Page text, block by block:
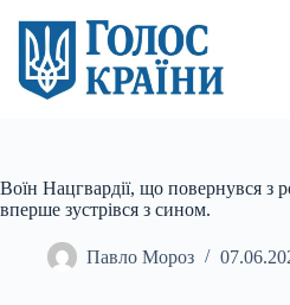
вмісту
Воїн Нацгвардії, що повернувся з
вперше зустрівся з сином.
Павло Мороз